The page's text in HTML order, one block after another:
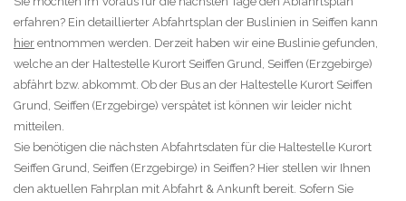
erfahren? Ein detaillierter Abfahrtsplan der Buslinien in Seiffen kann
hier entnommen werden. Derzeit haben wir eine Buslinie gefunden,
welche an der Haltestelle Kurort Seiffen Grund, Seiffen (Erzgebirge)
abfährt bzw. abkommt. Ob der Bus an der Haltestelle Kurort Seiffen
Grund, Seiffen (Erzgebirge) verspätet ist können wir leider nicht
mitteilen.
Sie benötigen die nächsten Abfahrtsdaten für die Haltestelle Kurort
Seiffen Grund, Seiffen (Erzgebirge) in Seiffen? Hier stellen wir Ihnen
den aktuellen Fahrplan mit Abfahrt & Ankunft bereit. Sofern Sie